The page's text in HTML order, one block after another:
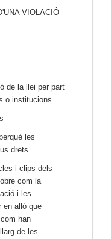
VIOLACIÓ
de la llei per part
o institucions
les
drets
i clips dels
com la
i les
en allò que
han
de les